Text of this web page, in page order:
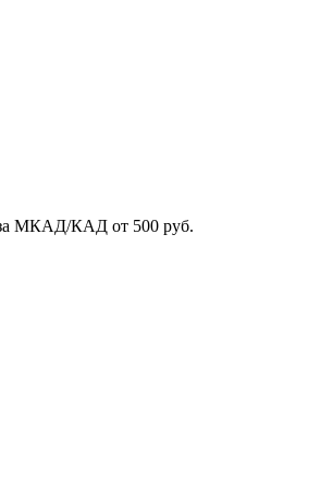
за МКАД/КАД от 500 руб.